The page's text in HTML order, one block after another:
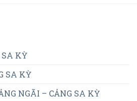
SA KỲ
SA KỲ
NGÃI – CẢNG SA KỲ